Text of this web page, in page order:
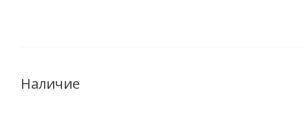
Наличие